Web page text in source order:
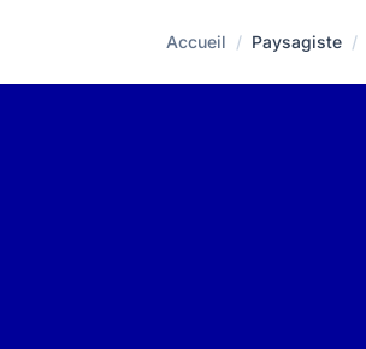
Accueil / Paysagiste /